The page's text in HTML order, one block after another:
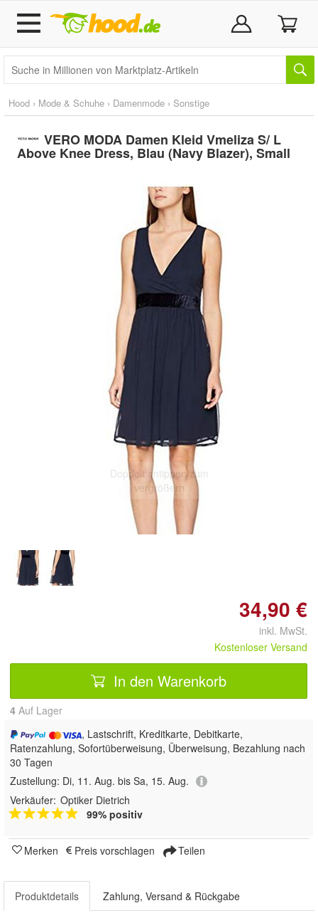
Hood › Mode & Schuhe › Damenmode › Sonstige
VERO MODA Damen Kleid Vmeliza S/ L
Above Knee Dress, Blau (Navy Blazer), Small
Doppelt antippen zum
vergrößern
34,90 €
inkl. MwSt.
Kostenloser Versand
In den Warenkorb
4 Auf Lager
, Lastschrift, Kreditkarte, Debitkarte,
Ratenzahlung, Sofortüberweisung, Überweisung, Bezahlung nach
30 Tagen
Zustellung: Di, 11. Aug. bis Sa, 15. Aug.
Verkäufer: Optiker Dietrich
99% positiv
Merken Preis vorschlagen Teilen
Produktdetails Zahlung, Versand & Rückgabe